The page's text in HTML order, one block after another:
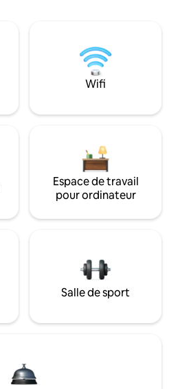
Wifi
Espace de travail
pour ordinateur
Salle de sport